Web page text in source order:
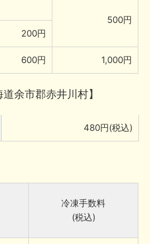
500円
200円
600円 1,000円
余市郡赤井川村】
480円(税込)
冷凍手数料
(税込)